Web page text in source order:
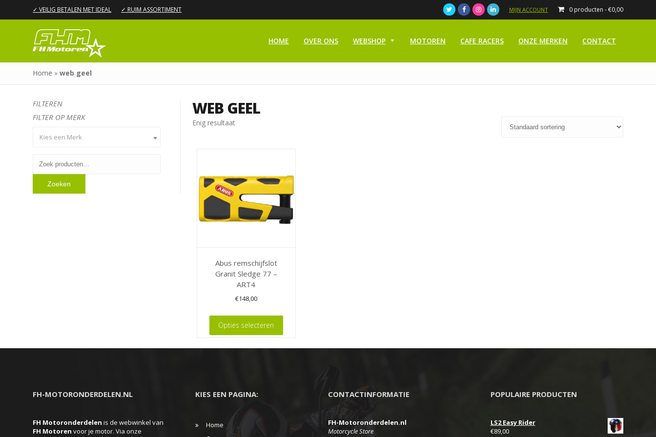
✓ VEILIG BETALEN MET IDEAL ✓ RUIM ASSORTIMENT 0 producten -€0,00
MIJN ACCOUNT
HOME OVER ONS WEBSHOP MOTOREN CAFE RACERS ONZE MERKEN CONTACT
Home »web geel
FILTEREN
FILTER OP MERK
Kies een Merk
Zoeken
naar:
Zoeken
WEB GEEL
Enig resultaat
Abus remschijfslot
Granit Sledge 77 –
ART4
€148,00
Opties selecteren
product
heeft
optie
gekozen
FH-MOTORONDERDELEN.NL
FH Motoronderdelen is de webwinkel van
FH Motoren voor je motor. Via onze
KIES EEN PAGINA:
Home
CONTACTINFORMATIE
FH-Motoronderdelen.nl
Motorcycle Store
POPULAIRE PRODUCTEN
LS2 Easy Rider
€89,00